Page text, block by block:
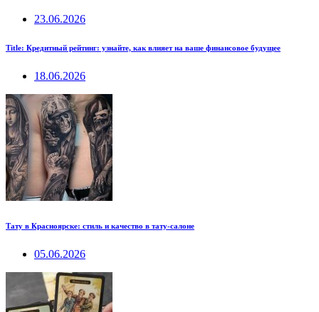
23.06.2026
Title: Кредитный рейтинг: узнайте, как влияет на ваше финансовое будущее
18.06.2026
Тату в Красноярске: стиль и качество в тату-салоне
05.06.2026